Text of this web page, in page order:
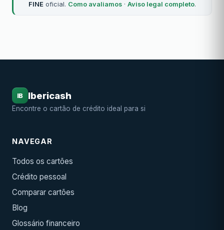
FINE oficial. Como avaliamos · Aviso legal completo.
IB Ibericash
Encontre o cartão de crédito ideal para si
NAVEGAR
Todos os cartões
Crédito pessoal
Comparar cartões
Blog
Glossário financeiro